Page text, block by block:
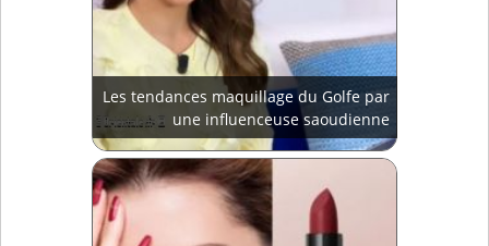
Les tendances maquillage du Golfe par
une influenceuse saoudienne